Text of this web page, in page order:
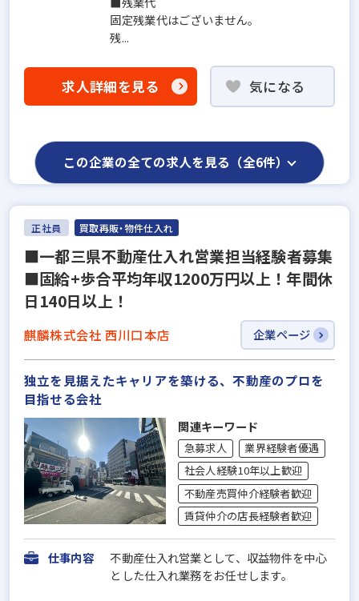
固定残業代はございません。
残...
求人詳細を見る 気になる
この企業の全ての求人を見る（全6件）
正社員 買取再販・物件仕入れ
■一都三県不動産仕入れ営業担当経験者募集
■固給+歩合平均年収1200万円以上！年間休
日140日以上！
麒麟株式会社 西川口本店 企業ページ
独立を見据えたキャリアを築ける、不動産のプロを
目指せる会社
関連キーワード
急募求人
業界経験者優遇
社会人経験10年以上歓迎
不動産売買仲介経験者歓迎
賃貸仲介の店長経験者歓迎
仕事内容
不動産仕入れ営業として、収益物件を中心
とした仕入れ業務をお任せします。